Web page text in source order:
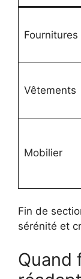
Fournitures
Vêtements
Mobilier
Fin de
sérénité et
Quand